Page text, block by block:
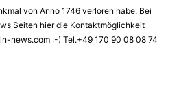
von Anno 1746 verloren habe. Bei
Seiten hier die Kontaktmöglichkeit
news.com :-) Tel.+49 170 90 08 08 74